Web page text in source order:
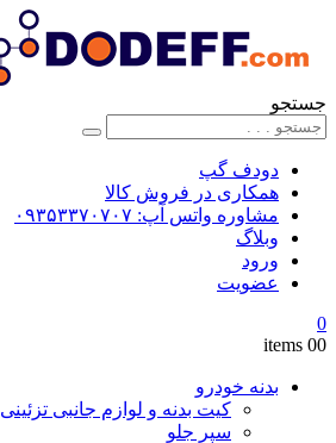
جستجو
دودف گپ
همکاری در فروش کالا
مشاوره واتس آپ: ۰۹۳۵۳۳۷۰۷۰۷
وبلاگ
ورود
عضویت
0
00 items
بدنه خودرو
کیت بدنه و لوازم جانبی تزئینی
سپر جلو